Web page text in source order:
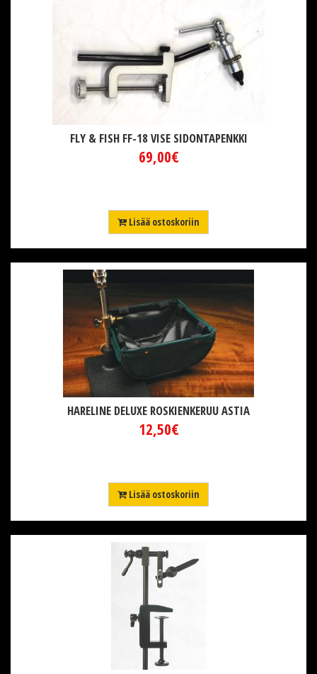
FLY & FISH FF-18 VISE SIDONTAPENKKI
69,00€
Lisää ostoskoriin
HARELINE DELUXE ROSKIENKERUU ASTIA
12,50€
Lisää ostoskoriin